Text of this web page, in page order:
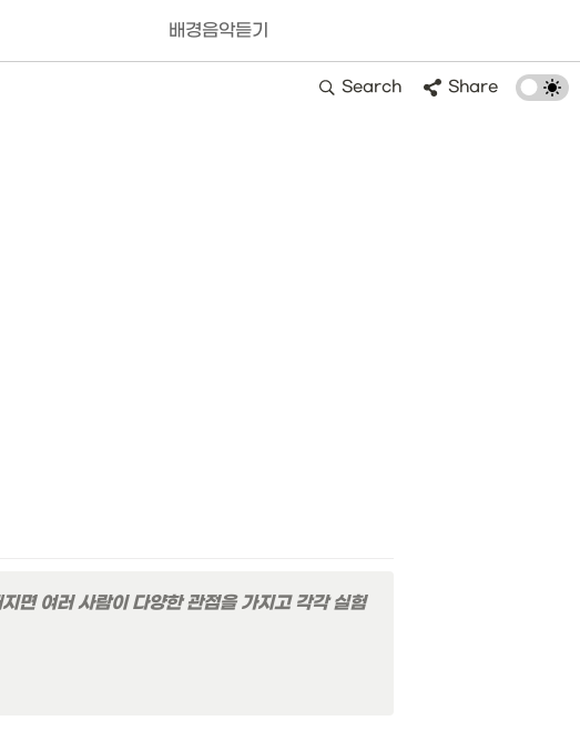
배경음악듣기
Search Share
면 여러 사람이 다양한 관점을 가지고 각각 실험